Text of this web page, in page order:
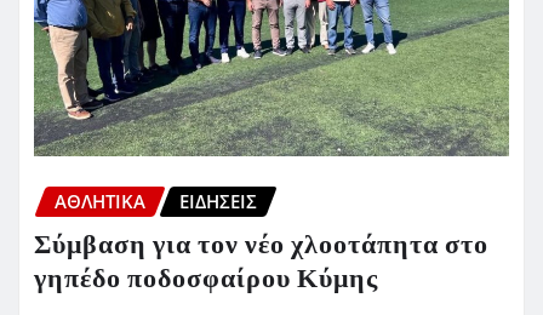
ΑΘΛΗΤΙΚΑ ΕΙΔΗΣΕΙΣ
Σύμβαση για τον νέο χλοοτάπητα στο
γηπέδο ποδοσφαίρου Κύμης